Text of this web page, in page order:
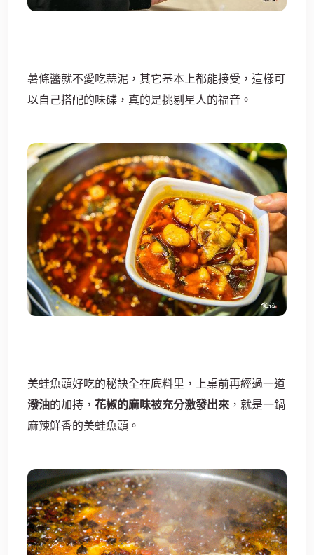
薯條醬就不愛吃蒜泥，其它基本上都能接受，這樣可
以自己搭配的味碟，真的是挑剔星人的福音。
美蛙魚頭好吃的秘訣全在底料里，上桌前再經過一道
潑油的加持， 花椒的麻味被充分激發出來 ，就是一鍋
麻辣鮮香的美蛙魚頭。